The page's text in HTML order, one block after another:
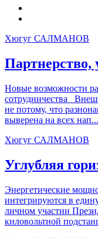
Хюгуг САЛМАНОВ
Партнерство,
Новые возможности
сотрудничества
не потому, что
выверена на всех нап...
Хюгуг САЛМАНОВ
Углубляя
Энергетические
интегрируются в
личном участии
киловольтной